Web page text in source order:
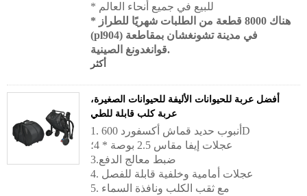
* للبيع في جميع أنحاء العالم
* هناك 8000 قطعة من الطلبات شهريًا للطراز
(pl904) في مدينة تشونغشان بمقاطعة
قوانغدونغ الصينية.
أكثر
أفضل عربة للحيوانات الأليفة للحيوانات الصغيرة،
عربة كلب قابلة للطي
1. أنبوب حديد قماش أكسفورد 600D
عجلات إيفا مقاس 2.5 بوصة * 4؛
3.ضبط معالج الدفع
4. عجلات أمامية وخلفية قابلة للفصل
5. مع ثقب الكلب ونافذة السماء